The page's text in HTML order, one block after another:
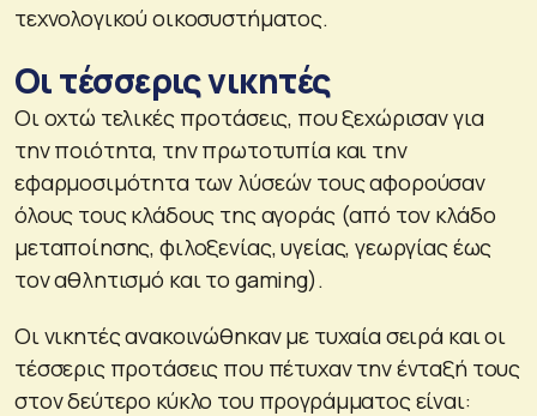
τεχνολογικού οικοσυστήματος.
Οι τέσσερις νικητές
Οι οχτώ τελικές προτάσεις, που ξεχώρισαν για
την ποιότητα, την πρωτοτυπία και την
εφαρμοσιμότητα των λύσεών τους αφορούσαν
όλους τους κλάδους της αγοράς (από τον κλάδο
μεταποίησης, φιλοξενίας, υγείας, γεωργίας έως
τον αθλητισμό και τo gaming).
Οι νικητές ανακοινώθηκαν με τυχαία σειρά και οι
τέσσερις προτάσεις που πέτυχαν την ένταξή τους
στον δεύτερο κύκλο του προγράμματος είναι: